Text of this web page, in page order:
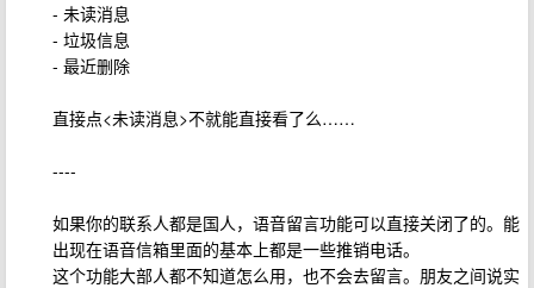
- 未读消息
- 垃圾信息
- 最近删除
直接点<未读消息>不就能直接看了么……
----
如果你的联系人都是国人，语音留言功能可以直接关闭了的。能
出现在语音信箱里面的基本上都是一些推销电话。
这个功能大部人都不知道怎么用，也不会去留言。朋友之间说实